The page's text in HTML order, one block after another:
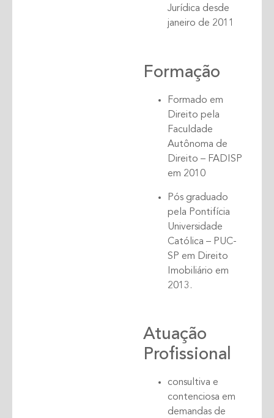
Jurídica desde
janeiro de 2011
Formação
Formado em
Direito pela
Faculdade
Autônoma de
Direito – FADISP
em 2010
Pós graduado
pela Pontifícia
Universidade
Católica – PUC-
SP em Direito
Imobiliário em
2013.
Atuação
Profissional
consultiva e
contenciosa em
demandas de